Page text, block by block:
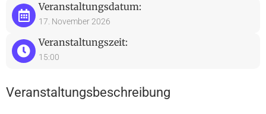
Veranstaltungsdatum:
17. November 2026
Veranstaltungszeit:
15:00
Veranstaltungsbeschreibung